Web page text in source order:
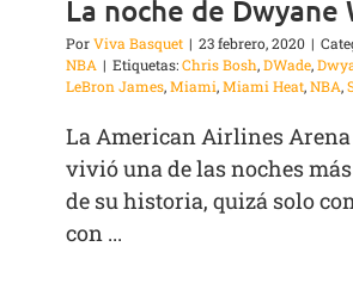
La noche de Dwyane
PorViva Basquet | 23 febrero, 2020 |
NBA | Etiquetas:Chris Bosh,DWade,
LeBron James,Miami,Miami Heat,NBA,
La American Airlines
vivió una de las noches
de su historia, quizá solo
con ...